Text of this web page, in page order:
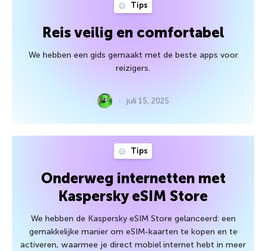
Tips
Reis veilig en comfortabel
We hebben een gids gemaakt met de beste apps voor
reizigers.
juli 15, 2025
Tips
Onderweg internetten met
Kaspersky eSIM Store
We hebben de Kaspersky eSIM Store gelanceerd: een
gemakkelijke manier om eSIM-kaarten te kopen en te
activeren, waarmee je direct mobiel internet hebt in meer